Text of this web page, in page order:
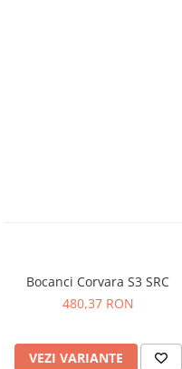
Bocanci Corvara S3 SRC
480,37 RON
VEZI VARIANTE